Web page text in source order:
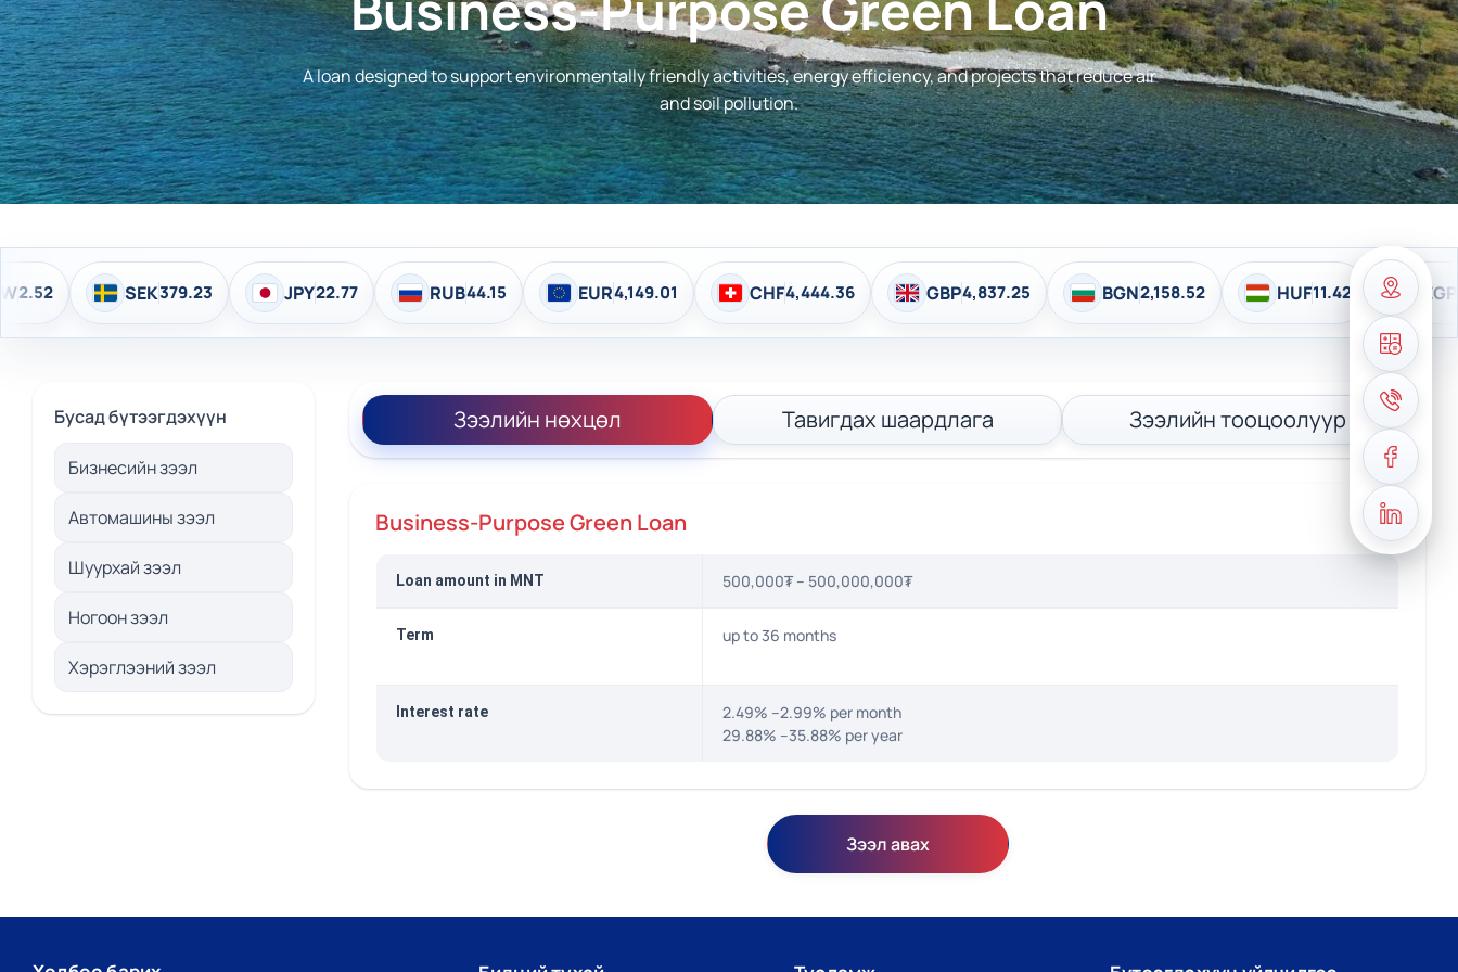
A loan designed to support environmentally friendly activities, energy efficiency, and projects that reduce air
and soil pollution.
SEK379.23 JPY 22.77 RUB 44.15 EUR 4,149.01 CHF 4,444.36 GBP 4,837.25 BGN 2,158.52 HUF 11.42 EGP 72.21
Бусад бүтээгдэхүүн
Бизнесийн зээл
Автомашины зээл
Шуурхай зээл
Ногоон зээл
Хэрэглээний зээл
Зээлийн нөхцөл Тавигдах шаардлага Зээлийн тооцоолуур
Business-Purpose Green Loan
Loan amount in MNT 500,000₮ – 500,000,000₮
Term up to 36 months
Interest rate
2.49% –2.99% per month
29.88% –35.88% per year
Зээл авах